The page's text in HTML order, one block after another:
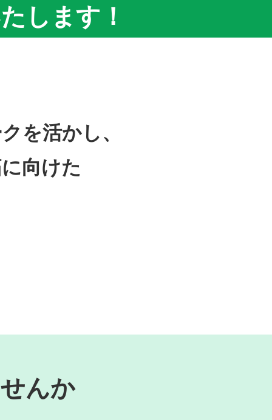
します！
を活かし、
向けた
んか